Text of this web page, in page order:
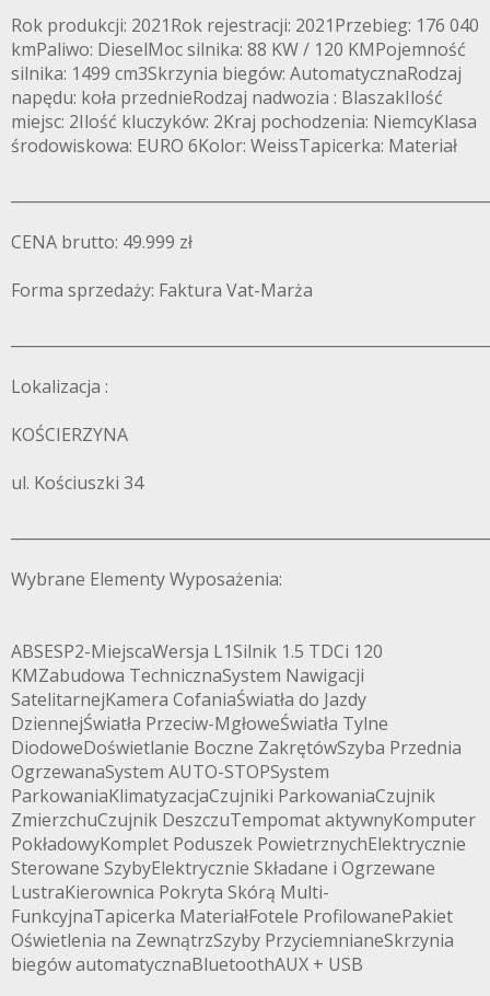
Rok produkcji: 2021Rok rejestracji: 2021Przebieg: 176 040
kmPaliwo: DieselMoc silnika: 88 KW / 120 KMPojemność
silnika: 1499 cm3Skrzynia biegów: AutomatycznaRodzaj
napędu: koła przednieRodzaj nadwozia : BlaszakIlość
miejsc: 2Ilość kluczyków: 2Kraj pochodzenia: NiemcyKlasa
środowiskowa: EURO 6Kolor: WeissTapicerka: Materiał
CENA brutto: 49.999 zł
Forma sprzedaży: Faktura Vat-Marża
Lokalizacja :
KOŚCIERZYNA
ul. Kościuszki 34
Wybrane Elementy Wyposażenia:
ABSESP2-MiejscaWersja L1Silnik 1.5 TDCi 120
KMZabudowa TechnicznaSystem Nawigacji
SatelitarnejKamera CofaniaŚwiatła do Jazdy
DziennejŚwiatła Przeciw-MgłoweŚwiatła Tylne
DiodoweDoświetlanie Boczne ZakrętówSzyba Przednia
OgrzewanaSystem AUTO-STOPSystem
ParkowaniaKlimatyzacjaCzujniki ParkowaniaCzujnik
ZmierzchuCzujnik DeszczuTempomat aktywnyKomputer
PokładowyKomplet Poduszek PowietrznychElektrycznie
Sterowane SzybyElektrycznie Składane i Ogrzewane
LustraKierownica Pokryta Skórą Multi-
FunkcyjnaTapicerka MateriałFotele ProfilowanePakiet
Oświetlenia na ZewnątrzSzyby PrzyciemnianeSkrzynia
biegów automatycznaBluetoothAUX + USB